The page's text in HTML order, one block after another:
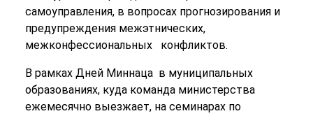
самоуправления, в вопросах прогнозирования и
предупреждения межэтнических,
межконфессиональных конфликтов.
В рамках Дней Миннаца в муниципальных
образованиях, куда команда министерства
ежемесячно выезжает, на семинарах по